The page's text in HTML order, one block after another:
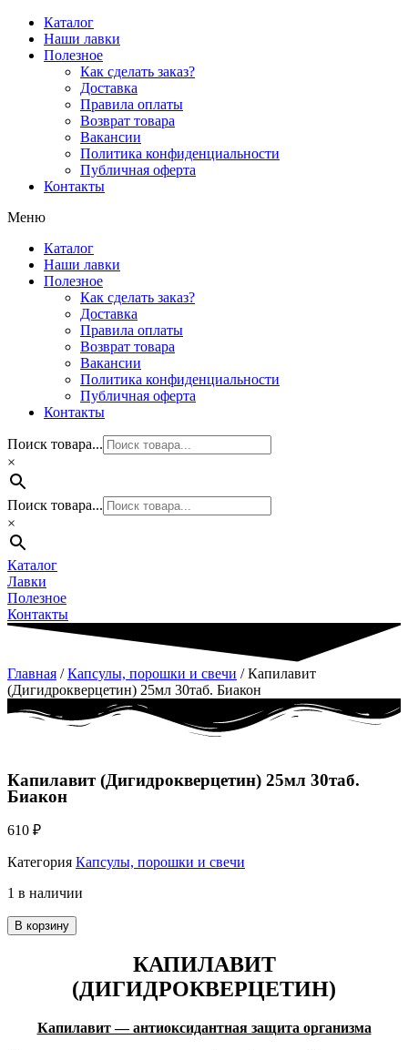
Перейти
содержимому
Каталог
Наши лавки
Полезное
Как сделать заказ?
Доставка
Правила оплаты
Возврат товара
Вакансии
Политика конфиденциальности
Публичная оферта
Контакты
Меню
Каталог
Наши лавки
Полезное
Как сделать заказ?
Доставка
Правила оплаты
Возврат товара
Вакансии
Политика конфиденциальности
Публичная оферта
Контакты
Поиск товара...
×
Поиск товара...
×
Каталог
Лавки
Полезное
Контакты
Главная /Капсулы, порошки и свечи / Капилавит
(Дигидрокверцетин) 25мл 30таб. Биакон
Капилавит (Дигидрокверцетин) 25мл 30таб.
Биакон
610 ₽
Категория Капсулы, порошки и свечи
1 в наличии
В корзину
КАПИЛАВИТ
(ДИГИДРОКВЕРЦЕТИН)
Капилавит — антиоксидантная защита организма